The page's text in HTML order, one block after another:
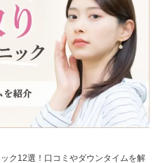
ク12選！口コミやダウンタイムを解